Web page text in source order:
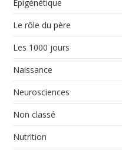
Epigénétique
Le rôle du père
Les 1000 jours
Naissance
Neurosciences
Non classé
Nutrition